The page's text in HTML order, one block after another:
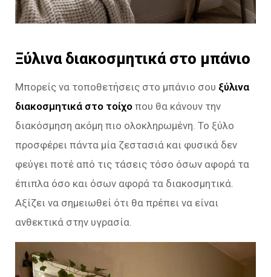
Ξύλινα διακοσμητικά στο μπάνιο
Μπορείς να τοποθετήσεις στο μπάνιο σου ξύλινα
διακοσμητικά στο τοίχο που θα κάνουν την
διακόσμηση ακόμη πιο ολοκληρωμένη. Το ξύλο
προσφέρει πάντα μία ζεστασιά και φυσικά δεν
φεύγει ποτέ από τις τάσεις τόσο όσων αφορά τα
έπιπλα όσο και όσων αφορά τα διακοσμητικά.
Αξίζει να σημειωθεί ότι θα πρέπει να είναι
ανθεκτικά στην υγρασία.